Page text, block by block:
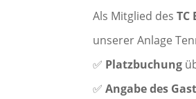
Als Mitglied desTC
unserer Anlage
✅ Platzbuchung
✅Angabe des